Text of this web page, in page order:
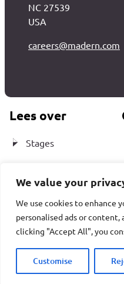
We value your
We use cookies to enhance
personalised ads or content,
clicking "Accept All", you
Customise
Lees over
Stages
Contact
NC 27539
USA
careers@madern.com
© 2026 Madern -